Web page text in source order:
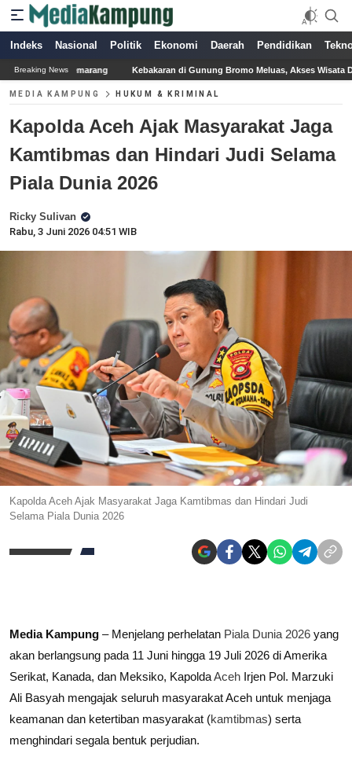
Indeks Nasional Politik Ekonomi Daerah Pendidikan
Breaking News
Kebakaran di Gunung Bromo Meluas, Akses Wisata Ditutup Sementara Demi
MEDIA KAMPUNG HUKUM & KRIMINAL
Kapolda Aceh Ajak Masyarakat Jaga
Kamtibmas dan Hindari Judi Selama
Piala Dunia 2026
Ricky Sulivan
Rabu, 3 Juni 2026 04:51 WIB
Kapolda Aceh Ajak Masyarakat Jaga Kamtibmas dan Hindari Judi
Selama Piala Dunia 2026
Media Kampung – Menjelang perhelatan Piala Dunia 2026 yang
akan berlangsung pada 11 Juni hingga 19 Juli 2026 di Amerika
Serikat, Kanada, dan Meksiko, KapoldaAceh Irjen Pol. Marzuki
Ali Basyah mengajak seluruh masyarakat Aceh untuk menjaga
keamanan dan ketertiban masyarakat (kamtibmas) serta
menghindari segala bentuk perjudian.